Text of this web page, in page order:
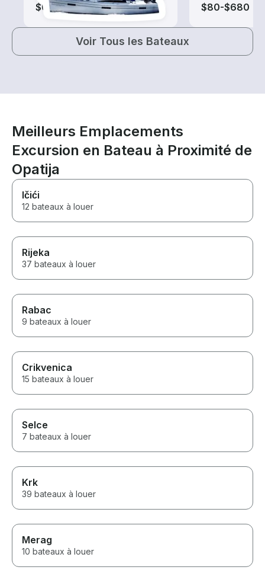
$65-$585
$80-$680
Voir Tous les Bateaux
Meilleurs Emplacements
Excursion en Bateau à Proximité de
Opatija
Ičići
12 bateaux à louer
Rijeka
37 bateaux à louer
Rabac
9 bateaux à louer
Crikvenica
15 bateaux à louer
Selce
7 bateaux à louer
Krk
39 bateaux à louer
Merag
10 bateaux à louer